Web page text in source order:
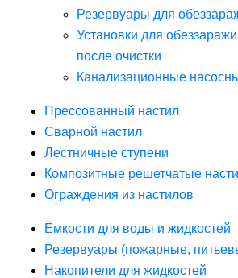
Резервуары для
Установки для
после очистки
Канализационные
Прессованный настил
Сварной настил
Лестничные ступени
Композитные решетчатые
Ограждения из настилов
Ёмкости для воды и жидкостей
Резервуары (пожарные,
Накопители для жидкостей